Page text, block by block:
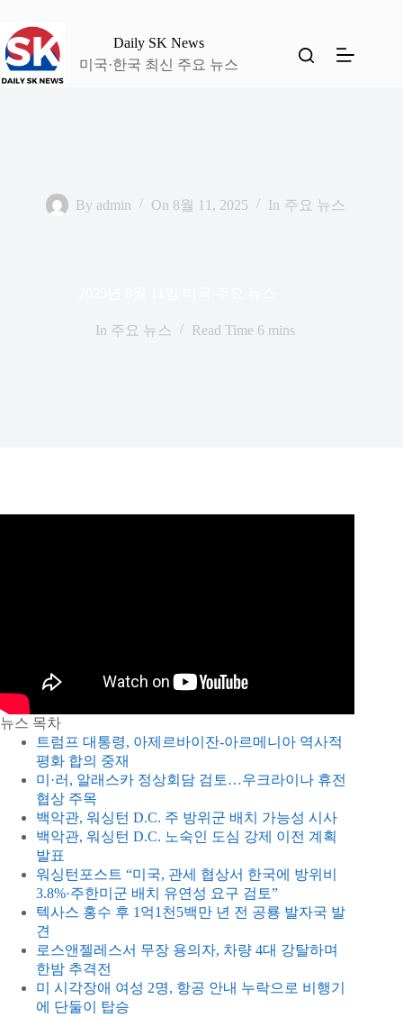
으
로
건
Daily SK News
미국·한국 최신 주요 뉴스
By admin On 8월 11, 2025 In 주요 뉴스
In 주요 뉴스 Read Time 6 mins
뉴스 목차
트럼프 대통령, 아제르바이잔-아르메니아 역사적
평화 합의 중재
미·러, 알래스카 정상회담 검토…우크라이나 휴전
협상 주목
백악관, 워싱턴 D.C. 주 방위군 배치 가능성 시사
백악관, 워싱턴 D.C. 노숙인 도심 강제 이전 계획
발표
워싱턴포스트 “미국, 관세 협상서 한국에 방위비
3.8%·주한미군 배치 유연성 요구 검토”
텍사스 홍수 후 1억1천5백만 년 전 공룡 발자국 발
견
로스앤젤레스서 무장 용의자, 차량 4대 강탈하며
한밤 추격전
미 시각장애 여성 2명, 항공 안내 누락으로 비행기
에 단둘이 탑승